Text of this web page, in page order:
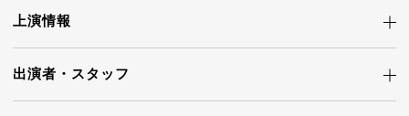
上演情報
出演者・ スタッフ